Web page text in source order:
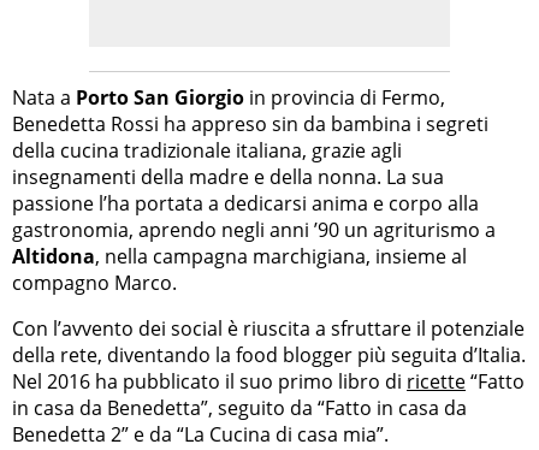
Nata a Porto San Giorgio in provincia di Fermo,
Benedetta Rossi ha appreso sin da bambina i segreti
della cucina tradizionale italiana, grazie agli
insegnamenti della madre e della nonna. La sua
passione l’ha portata a dedicarsi anima e corpo alla
gastronomia, aprendo negli anni ’90 un agriturismo a
Altidona, nella campagna marchigiana, insieme al
compagno Marco.
Con l’avvento dei social è riuscita a sfruttare il potenziale
della rete, diventando la food blogger più seguita d’Italia.
Nel 2016 ha pubblicato il suo primo libro di ricette“Fatto
in casa da Benedetta”, seguito da “Fatto in casa da
Benedetta 2” e da “La Cucina di casa mia”.